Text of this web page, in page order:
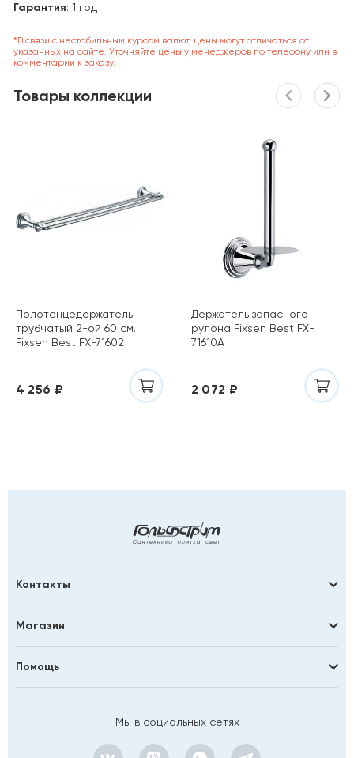
Гарантия: 1 год
*В связи с нестабильным курсом валют, цены могут отличаться от
указанных на сайте. Уточняйте цены у менеджеров по телефону или в
комментарии к заказу.
Товары коллекции
Полотенцедержатель
трубчатый 2-ой 60 см.
Fixsen Best FX-71602
4 256 ₽
Держатель запасного
рулона Fixsen Best FX-
71610А
2 072 ₽
Контакты
Магазин
Помощь
Мы в социальных сетях